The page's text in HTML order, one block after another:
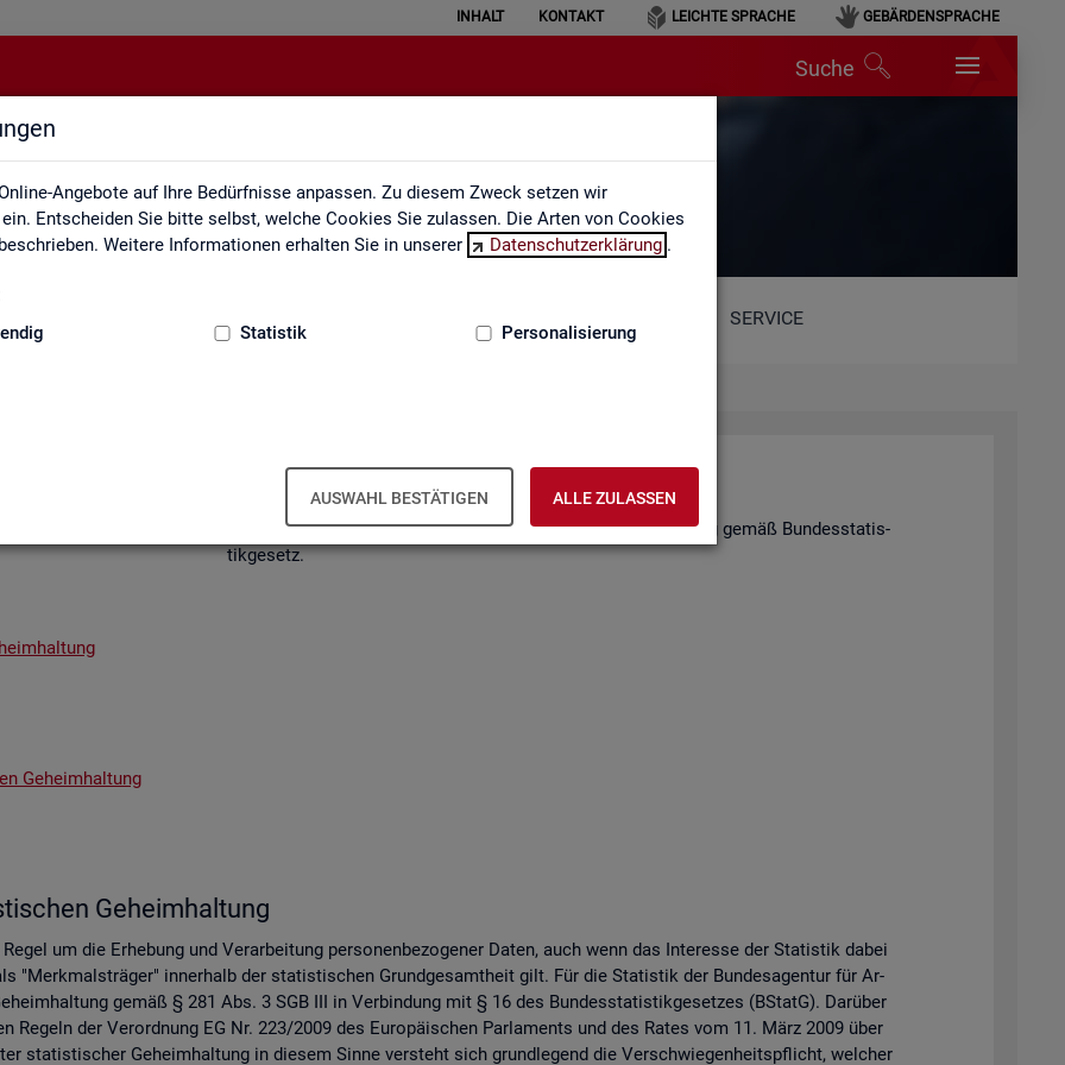
Angebote auf Ihre Bedürfnisse anpassen. Zu diesem Zweck setzen wir
Entscheiden Sie bitte selbst, welche Cookies Sie zulassen. Die Arten von Cookies
Weitere Informationen erhalten Sie in unserer
Datenschutzerklärung .
Statistik Personalisierung
AUSWAHL BESTÄTIGEN ALLE ZULASSEN
INHALT KONTAKT LEICHTE SPRACHE GEBÄRDENSPRACHE
Suche
Statistische Geheimhaltung
SERVICE
Geheimhaltung
Sta­tis­ti­sche Ge­heim­hal­tung
des Da­ten­schut­zes für So­zi­al­da­ten und die Grund­sät­ze der Sta­tis­ti­schen Ge­heim­hal­tung gemäß Bun­des­sta­tis­
tik­ge­setz.
Ge­heim­hal­tung
Ge­heim­hal­tung
um die Er­he­bung und Ver­ar­bei­tung per­so­nen­be­zo­ge­ner Daten, auch wenn das In­ter­es­se der Sta­tis­tik dabei
"Merk­mals­trä­ger" in­ner­halb der sta­tis­ti­schen Grund­ge­samt­heit gilt. Für die Sta­tis­tik der Bun­des­agen­tur für Ar­
gemäß § 281 Abs. 3 SGB III in Ver­bin­dung mit § 16 des Bun­des­sta­tis­tik­ge­set­zes (BStatG). Dar­über
der Ver­ord­nung EG Nr. 223/2009 des Eu­ro­päi­schen Par­la­ments und des Rates vom 11. März 2009 über
sta­tis­ti­scher Ge­heim­hal­tung in die­sem Sinne ver­steht sich grund­le­gend die Ver­schwie­gen­heits­pflicht, wel­cher